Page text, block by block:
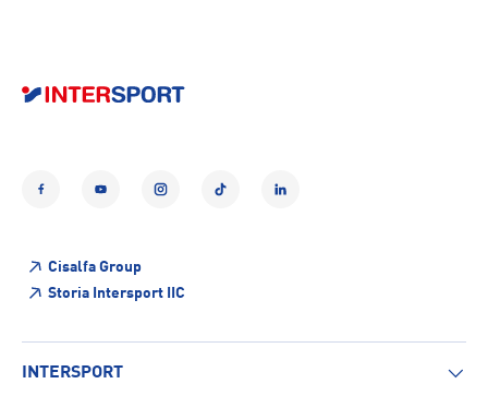
YouTubeInstagramTikTok LinkedIn
Cisalfa Group
Storia Intersport IIC
INTERSPORT